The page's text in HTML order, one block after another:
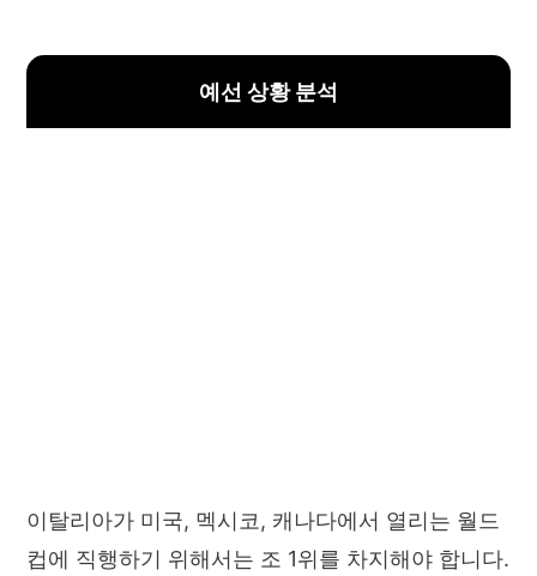
예선 상황 분석
이탈리아가 미국, 멕시코, 캐나다에서 열리는 월드
컵에 직행하기 위해서는 조 1위를 차지해야 합니다.